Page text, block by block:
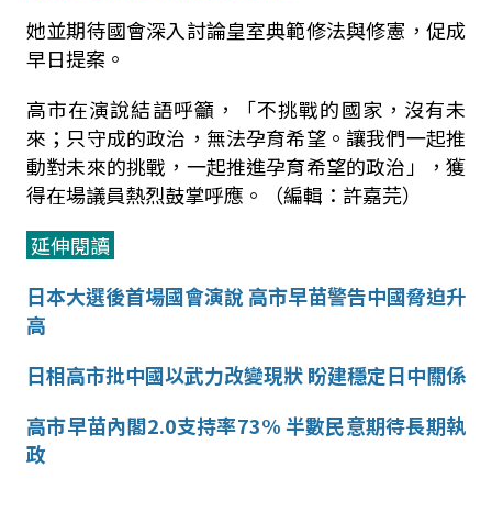
她並期待國會深入討論皇室典範修法與修憲，促成
早日提案。
高市在演說結語呼籲，「不挑戰的國家，沒有未
來；只守成的政治，無法孕育希望。讓我們一起推
動對未來的挑戰，一起推進孕育希望的政治」，獲
得在場議員熱烈鼓掌呼應。（編輯：許嘉芫）
延伸閱讀
日本大選後首場國會演說 高市早苗警告中國脅迫升
高
日相高市批中國以武力改變現狀 盼建穩定日中關係
高市早苗內閣2.0支持率73% 半數民意期待長期執
政